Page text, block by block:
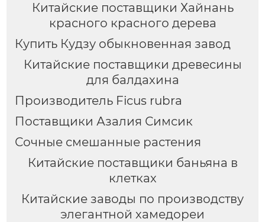
Китайские поставщики Хайнань
красного красного дерева
Купить Кудзу обыкновенная завод
Китайские поставщики древесины
для балдахина
Производитель Ficus rubra
Поставщики Азалия Симсик
Сочные смешанные растения
Китайские поставщики баньяна в
клетках
Китайские заводы по производству
элегантной хамедореи